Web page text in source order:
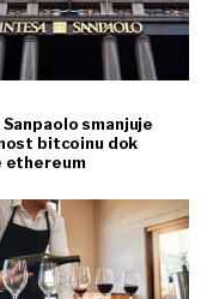
smanjuje
bitcoinu dok
ethereum